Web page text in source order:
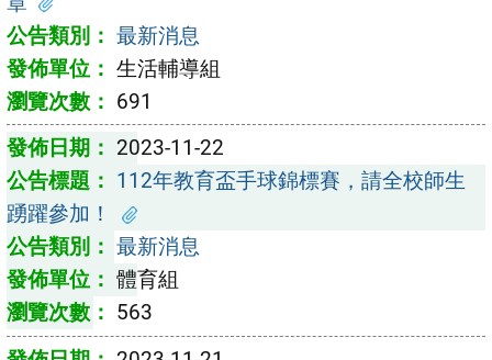
最新消息
生活輔導組
691
2023-11-22
112年教育盃手球錦標賽，請全校師生
踴躍參加！
最新消息
體育組
563